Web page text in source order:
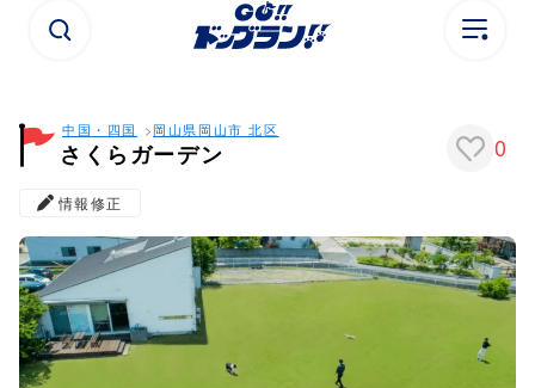
中国・四国 岡山県岡山市 北区
さくらガーデン 0
情報修正